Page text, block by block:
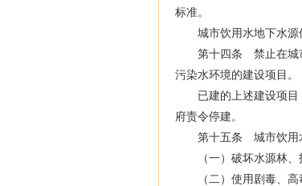
标准。
城市饮用水地下水源保
第十四条 禁止在城市
污染水环境的建设项目。
已建的上述建设项目，
府责令停建。
第十五条 城市饮用水
（一）破坏水源林、护
（二）使用剧毒、高